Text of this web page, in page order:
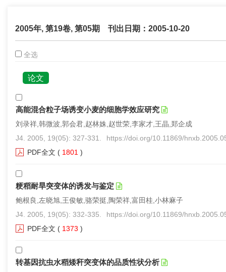
2005年, 第19卷, 第05期 刊出日期：2005-10-20
全选
论文
高能混合粒子场诱变小麦的细胞学效应研究
刘录祥,韩微波,郭会君,赵林姝,赵世荣,李家才,王晶,郑企成
J4. 2005, 19(05): 327-331.
https://doi.org/10.11869/
PDF全文 ( 1801 )
粳稻耐旱突变体的诱发与鉴定
鲍根良,左晓旭,王俊敏,骆荣挺,陶荣祥,富田桂,小林麻子
J4. 2005, 19(05): 332-335.
https://doi.org/10.11869/
PDF全文 ( 1373 )
转基因抗虫水稻矮秆突变体的品质性状分析